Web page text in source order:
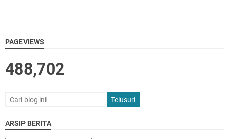
PAGEVIEWS
488,702
ARSIP BERITA